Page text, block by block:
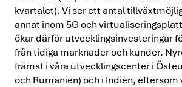
kvartalet). Vi ser ett antal
annat inom 5G och
ökar därför utvecklingsinvesteringar
från tidiga marknader och kunder.
främst i våra utvecklingscenter i
och Rumänien) och i Indien, eftersom